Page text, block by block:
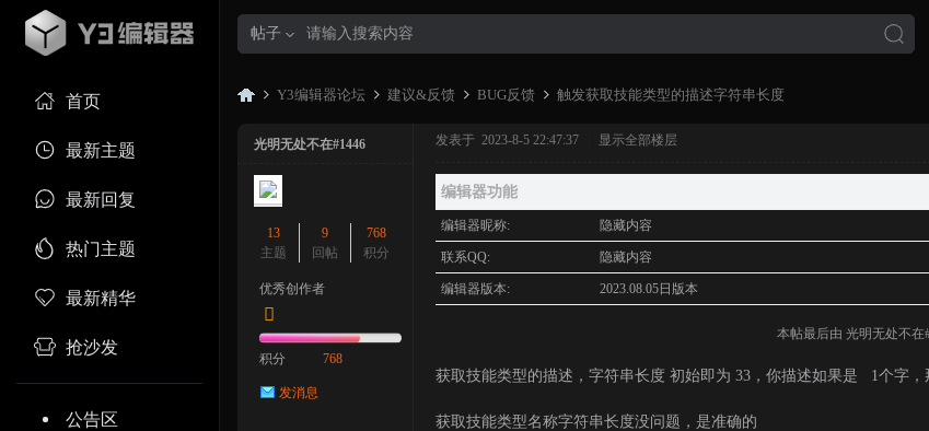
首页
最新主题
最新回复
热门主题
最新精华
抢沙发
公告区
帖子
»
Y3编辑器论坛 建议&反馈
›
BUG反馈 触发获取技能类型的描述字符串长度
光明无处不在#1446
13
主题
9
回帖
768
积分
优秀创作者
积分 768
发消息
发表于 2023-8-5 22:47:37 显示全部楼层
编辑器功能
编辑器昵称: 隐藏内容
联系QQ: 隐藏内容
编辑器版本: 2023.08.05日版本
本帖最后由 光明无处不在
获取技能类型的描述，字符串长度 初始即为 33，你描述如果是 1个字，
获取技能类型名称字符串长度没问题，是准确的